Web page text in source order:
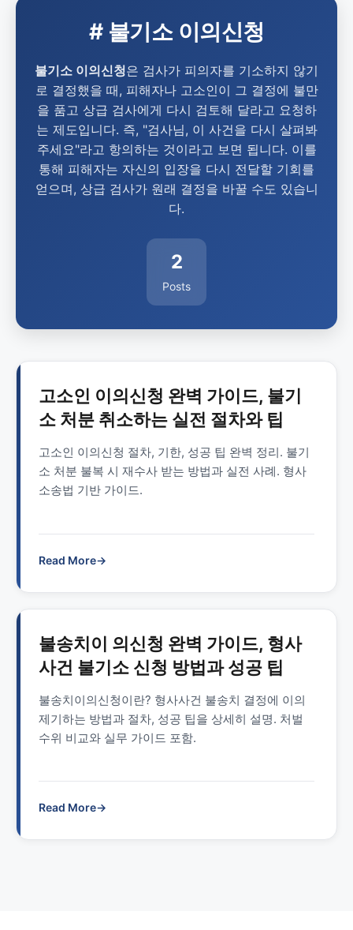
# 불기소 이의신청
불기소 이의신청은 검사가 피의자를 기소하지 않기
로 결정했을 때, 피해자나 고소인이 그 결정에 불만
을 품고 상급 검사에게 다시 검토해 달라고 요청하
는 제도입니다. 즉, "검사님, 이 사건을 다시 살펴봐
주세요"라고 항의하는 것이라고 보면 됩니다. 이를
통해 피해자는 자신의 입장을 다시 전달할 기회를
얻으며, 상급 검사가 원래 결정을 바꿀 수도 있습니
다.
2
Posts
고소인 이의신청 완벽 가이드, 불기
소 처분 취소하는 실전 절차와 팁
고소인 이의신청 절차, 기한, 성공 팁 완벽 정리. 불기
소 처분 불복 시 재수사 받는 방법과 실전 사례. 형사
소송법 기반 가이드.
Read More→
불송치이 의신청 완벽 가이드, 형사
사건 불기소 신청 방법과 성공 팁
불송치이의신청이란? 형사사건 불송치 결정에 이의
제기하는 방법과 절차, 성공 팁을 상세히 설명. 처벌
수위 비교와 실무 가이드 포함.
Read More→